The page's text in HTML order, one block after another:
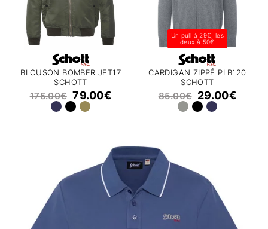
BLOUSON BOMBER JET17
SCHOTT
175.00€ 79.00€
Un pull à 29€, les
deux à 50€
CARDIGAN ZIPPÉ PLB120
SCHOTT
85.00€ 29.00€